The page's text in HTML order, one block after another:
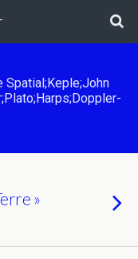
Spatial;Keple;John
»